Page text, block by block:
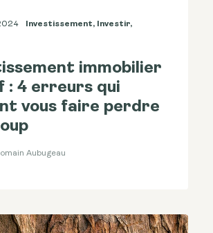
Investissement, Investir,
immobilier
: 4 erreurs qui
vous faire perdre
Aubugeau